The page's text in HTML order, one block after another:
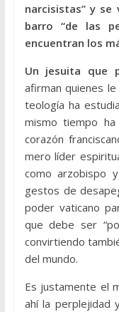
narcisistas” y se
barro “de las
encuentran los
Un jesuita que
afirman quienes
teología ha
mismo tiempo
corazón
mero líder
como arzobispo
gestos de
poder vaticano
que debe ser
convirtiendo
del mundo.
Es justamente el
ahí la perplejidad